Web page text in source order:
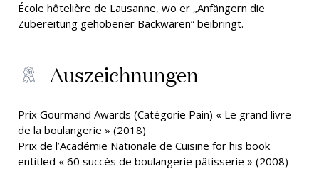
École hôtelière de Lausanne, wo er „Anfängern die
Zubereitung gehobener Backwaren“ beibringt.
Auszeichnungen
Prix Gourmand Awards (Catégorie Pain) « Le grand livre
de la boulangerie » (2018)
Prix de l’Académie Nationale de Cuisine for his book
entitled « 60 succès de boulangerie pâtisserie » (2008)